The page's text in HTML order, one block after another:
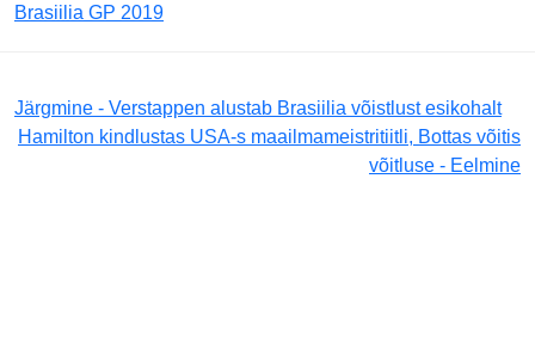
Brasiilia GP 2019
Järgmine - Verstappen alustab Brasiilia võistlust esikohalt
Hamilton kindlustas USA-s maailmameistritiitli, Bottas võitis
võitluse - Eelmine